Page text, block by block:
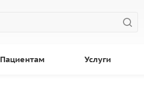
Пациентам Услуги